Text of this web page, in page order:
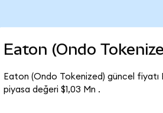
Eaton (Ondo
Eaton (Ondo Tokenized) güncel fiyatı
piyasa değeri $1,03 Mn .